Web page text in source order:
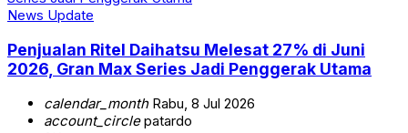
News Update
Penjualan Ritel Daihatsu Melesat 27% di Juni
2026, Gran Max Series Jadi Penggerak Utama
calendar_monthRabu, 8 Jul 2026
account_circlepatardo